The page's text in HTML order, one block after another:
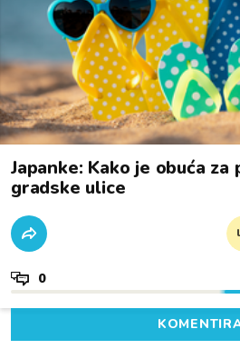
Japanke: Kako je obuća
gradske ulice
0